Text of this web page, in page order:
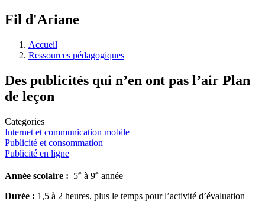
Fil d'Ariane
Accueil
Ressources pédagogiques
Des publicités qui n’en ont pas l’air Plan
de leçon
Categories
Internet et communication mobile
Publicité et consommation
Publicité en ligne
Année scolaire : 5e à 9e année
Durée : 1,5 à 2 heures, plus le temps pour l’activité d’évaluation